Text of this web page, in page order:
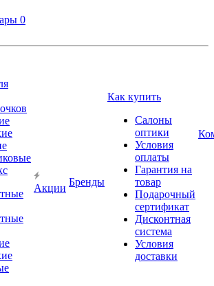
0
Акции
Бренды
Как купить
Салоны
оптики
Условия
оплаты
Гарантия на
товар
Подарочный
сертификат
Дисконтная
система
Условия
доставки